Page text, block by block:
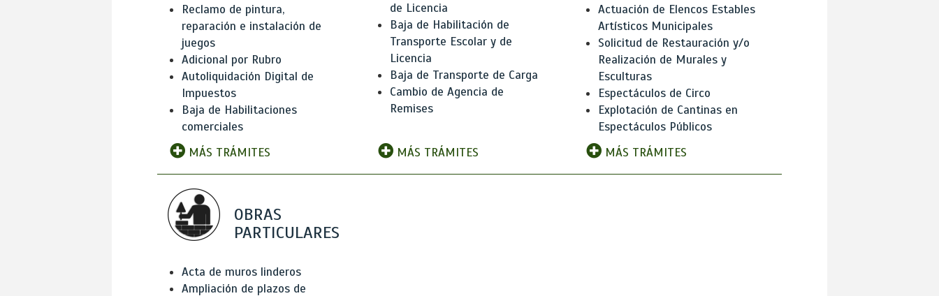
Reclamo de pintura,
reparación e instalación de
juegos
Adicional por Rubro
Autoliquidación Digital de
Impuestos
Baja de Habilitaciones
comerciales
MÁS TRÁMITES
de Licencia
Baja de Habilitación de
Transporte Escolar y de
Licencia
Baja de Transporte de Carga
Cambio de Agencia de
Remises
MÁS TRÁMITES
Actuación de Elencos Estables
Artísticos Municipales
Solicitud de Restauración y/o
Realización de Murales y
Esculturas
Espectáculos de Circo
Explotación de Cantinas en
Espectáculos Públicos
MÁS TRÁMITES
OBRAS
PARTICULARES
Acta de muros linderos
Ampliación de plazos de